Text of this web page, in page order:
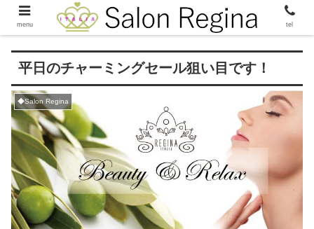
平日のチャーミングセール狙い目です！
◆Salon Regina
menu tel